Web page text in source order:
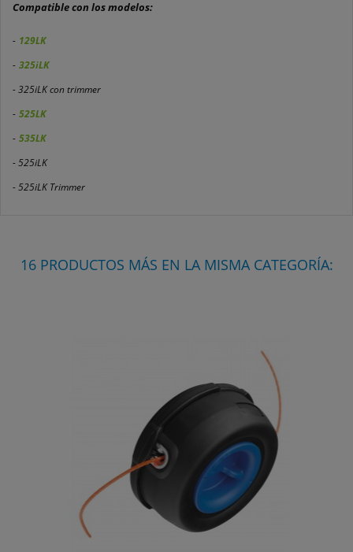
Compatible con los modelos:
- 129LK
- 325iLK
- 325iLK con trimmer
- 525LK
- 535LK
- 525iLK
- 525iLK Trimmer
16 PRODUCTOS MÁS EN LA MISMA CATEGORÍA: